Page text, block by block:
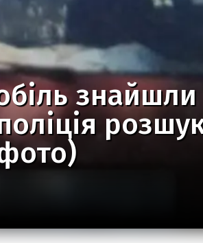
знайшли